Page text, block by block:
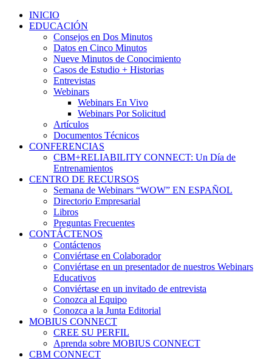
INICIO
EDUCACIÓN
Consejos en Dos Minutos
Datos en Cinco Minutos
Nueve Minutos de Conocimiento
Casos de Estudio + Historias
Entrevistas
Webinars
Webinars En Vivo
Webinars Por Solicitud
Artículos
Documentos Técnicos
CONFERENCIAS
CBM+RELIABILITY CONNECT: Un Día de
Entrenamientos
CENTRO DE RECURSOS
Semana de Webinars “WOW” EN ESPAÑOL
Directorio Empresarial
Libros
Preguntas Frecuentes
CONTÁCTENOS
Contáctenos
Conviértase en Colaborador
Conviértase en un presentador de nuestros Webinars
Educativos
Conviértase en un invitado de entrevista
Conozca al Equipo
Conozca a la Junta Editorial
MOBIUS CONNECT
CREE SU PERFIL
Aprenda sobre MOBIUS CONNECT
CBM CONNECT